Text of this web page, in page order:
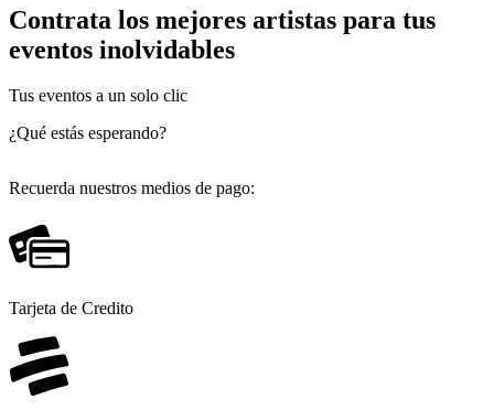
Contrata los mejores artistas para tus
eventos inolvidables
Tus eventos a un solo clic
¿Qué estás esperando?
Recuerda nuestros medios de pago:
Tarjeta de Credito